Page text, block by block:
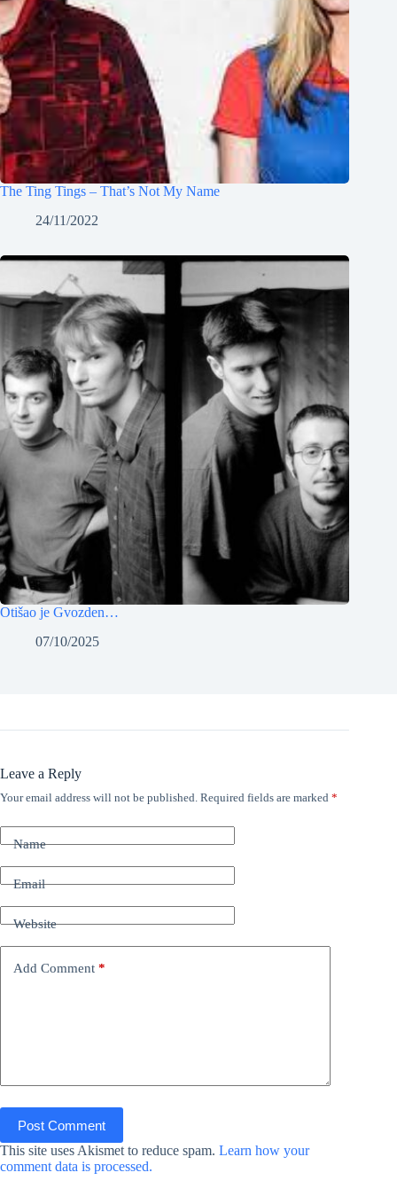
The Ting Tings – That’s Not My Name
24/11/2022
Otišao je Gvozden…
07/10/2025
Leave a Reply
Your email address will not be published. Required fields are marked *
Name
Email
Website
Add Comment *
Post Comment
This site uses Akismet to reduce spam. Learn how your
comment data is processed.